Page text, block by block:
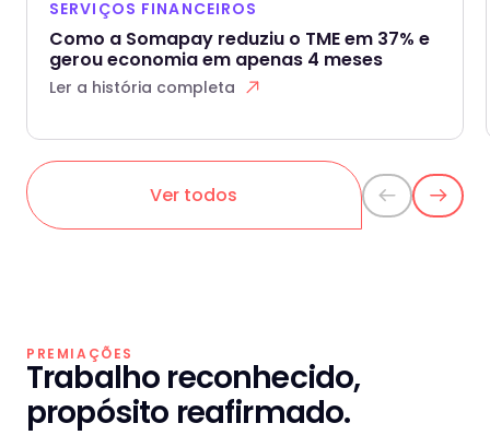
SERVIÇOS FINANCEIROS
Como a Somapay reduziu o TME em 37% e
gerou economia em apenas 4 meses
Ler a história completa
Ver todos
PREMIAÇÕES
Trabalho reconhecido,
propósito reafirmado.